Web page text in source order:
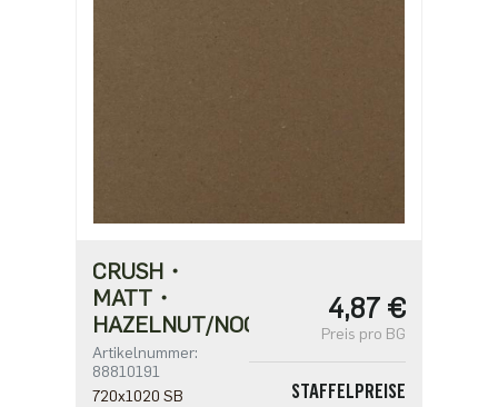
CRUSH・
MATT・
HAZELNUT/NOCCIOLA
Artikelnummer:
88810191
720x1020 SB
4,87 €
Preis pro BG
STAFFELPREISE